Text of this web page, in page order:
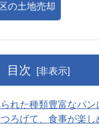
区の土地売却
目次 [非表示]
れた種類豊富なパン
ろげて、食事が楽し